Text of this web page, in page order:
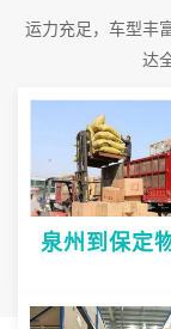
运力充足，车型丰
达
泉州到保定